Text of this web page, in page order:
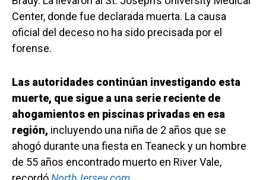
Center, donde fue declarada muerta. La causa
oficial del deceso no ha sido precisada por el
forense.
Las autoridades continúan investigando esta
muerte, que sigue a una serie reciente de
ahogamientos en piscinas privadas en esa
región, incluyendo una niña de 2 años que se
ahogó durante una fiesta en Teaneck y un hombre
de 55 años encontrado muerto en River Vale,